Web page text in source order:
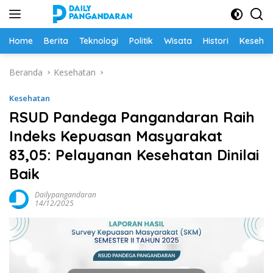
Home Berita Teknologi Politik Wisata Histori
Beranda Kesehatan
Kesehatan
RSUD Pandega Pangandaran Raih
Indeks Kepuasan Masyarakat
83,05: Pelayanan Kesehatan Dinilai
Baik
Dailypangandaran
14/12/2025